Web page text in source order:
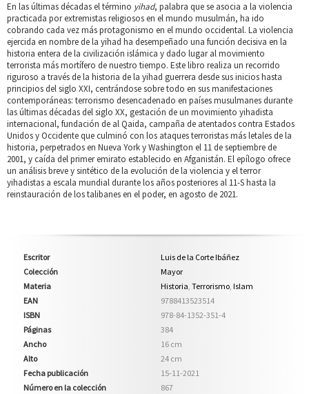
En las últimas décadas el término yihad, palabra que se asocia a la violencia
practicada por extremistas religiosos en el mundo musulmán, ha ido
cobrando cada vez más protagonismo en el mundo occidental. La violencia
ejercida en nombre de la yihad ha desempeñado una función decisiva en la
historia entera de la civilización islámica y dado lugar al movimiento
terrorista más mortífero de nuestro tiempo. Este libro realiza un recorrido
riguroso a través de la historia de la yihad guerrera desde sus inicios hasta
principios del siglo XXI, centrándose sobre todo en sus manifestaciones
contemporáneas: terrorismo desencadenado en países musulmanes durante
las últimas décadas del siglo XX, gestación de un movimiento yihadista
internacional, fundación de al Qaida, campaña de atentados contra Estados
Unidos y Occidente que culminó con los ataques terroristas más letales de la
historia, perpetrados en Nueva York y Washington el 11 de septiembre de
2001, y caída del primer emirato establecido en Afganistán. El epílogo ofrece
un análisis breve y sintético de la evolución de la violencia y el terror
yihadistas a escala mundial durante los años posteriores al 11-S hasta la
reinstauración de los talibanes en el poder, en agosto de 2021.
Escritor
Luis de la Corte Ibáñez
Colección
Mayor
Materia
Historia, Terrorismo, Islam
EAN
9788413523514
ISBN
978-84-1352-351-4
Páginas
384
Ancho
16 cm
Alto
24 cm
Fecha publicación
15-11-2021
Número en la colección
867